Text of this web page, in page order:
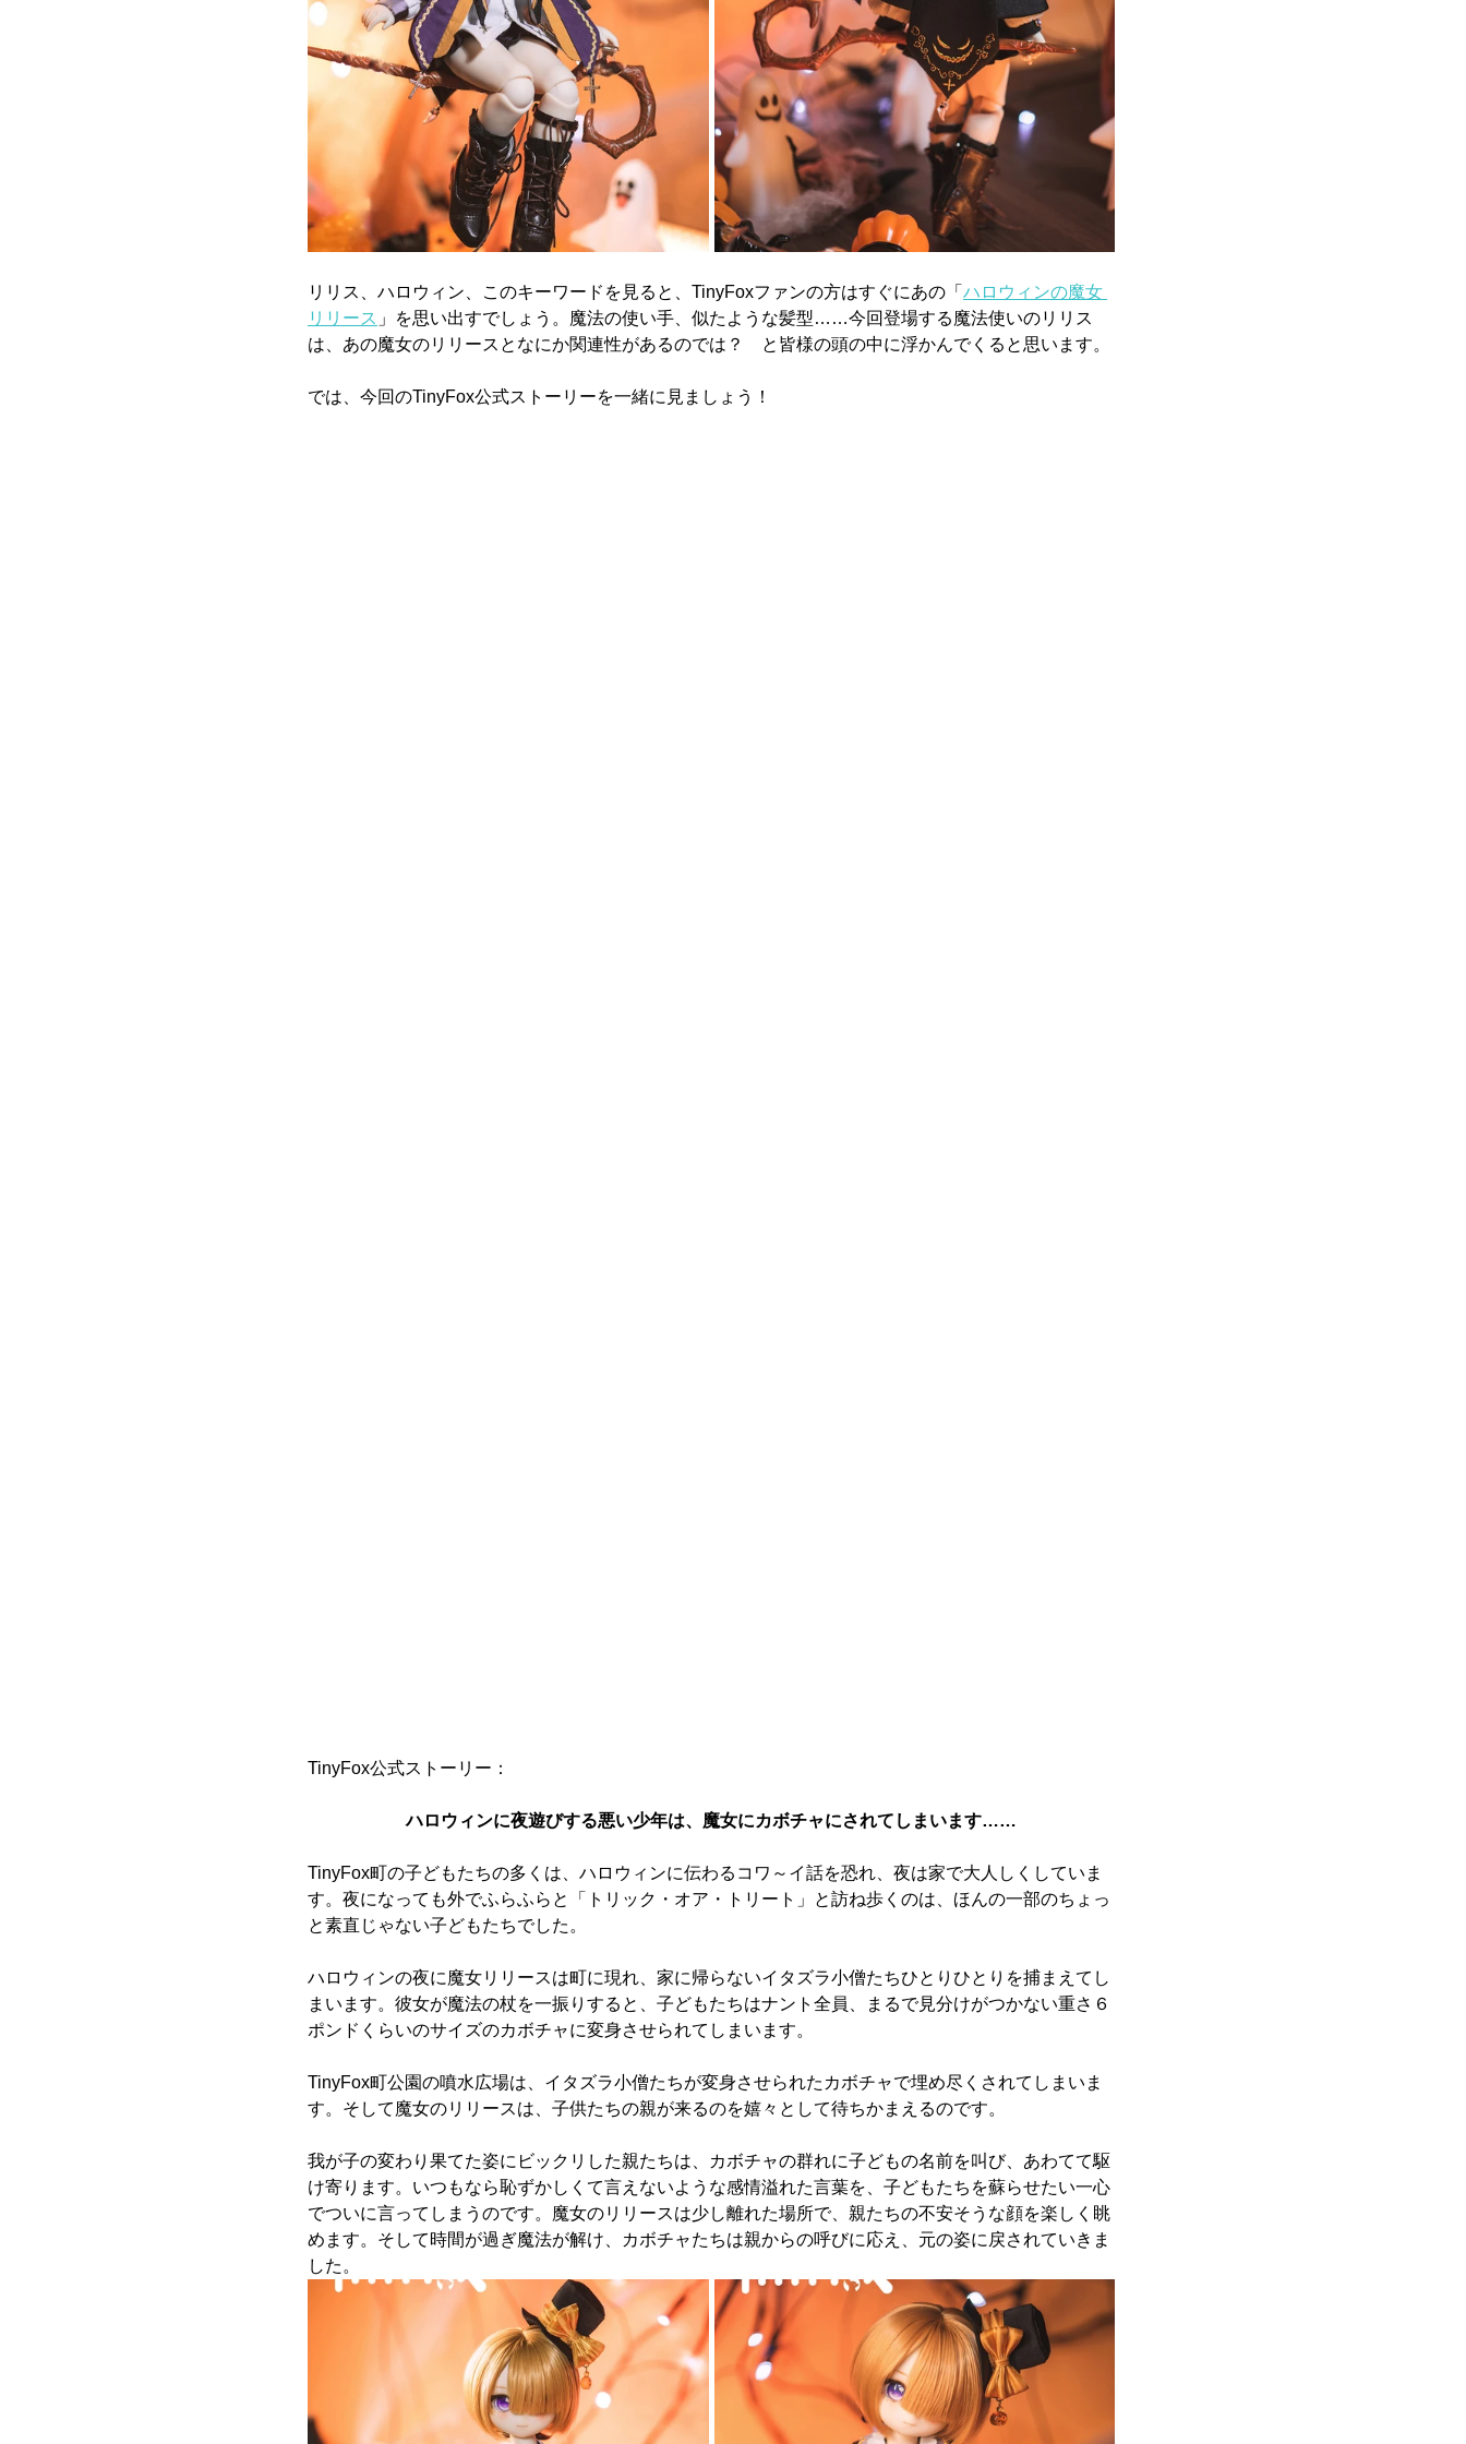
リリス、ハロウィン、このキーワードを見ると、TinyFoxファンの方はすぐにあの「 ハロウィンの魔女
リリース 」を思い出すでしょう。魔法の使い手、似たような髪型……今回登場する魔法使いのリリス
は、あの魔女のリリースとなにか関連性があるのでは？　と皆様の頭の中に浮かんでくると思います。
では、今回のTinyFox公式ストーリーを一緒に見ましょう！
TinyFox公式ストーリー：
ハロウィンに夜遊びする悪い少年は、魔女にカボチャにされてしまいます……
TinyFox町の子どもたちの多くは、ハロウィンに伝わるコワ～イ話を恐れ、夜は家で大人しくしていま
す。夜になっても外でふらふらと「トリック・オア・トリート」と訪ね歩くのは、ほんの一部のちょっ
と素直じゃない子どもたちでした。
ハロウィンの夜に魔女リリースは町に現れ、家に帰らないイタズラ小僧たちひとりひとりを捕まえてし
まいます。彼女が魔法の杖を一振りすると、子どもたちはナント全員、まるで見分けがつかない重さ６
ポンドくらいのサイズのカボチャに変身させられてしまいます。
TinyFox町公園の噴水広場は、イタズラ小僧たちが変身させられたカボチャで埋め尽くされてしまいま
す。そして魔女のリリースは、子供たちの親が来るのを嬉々として待ちかまえるのです。
我が子の変わり果てた姿にビックリした親たちは、カボチャの群れに子どもの名前を叫び、あわてて駆
け寄ります。いつもなら恥ずかしくて言えないような感情溢れた言葉を、子どもたちを蘇らせたい一心
でついに言ってしまうのです。魔女のリリースは少し離れた場所で、親たちの不安そうな顔を楽しく眺
めます。そして時間が過ぎ魔法が解け、カボチャたちは親からの呼びに応え、元の姿に戻されていきま
した。